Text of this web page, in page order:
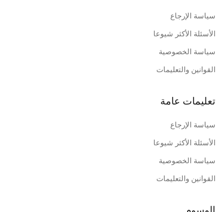
سياسة الإرجاع
الأسئلة الأكثر شيوعا
سياسة الخصوصية
القوانين والتعليمات
تعليمات عامة
سياسة الإرجاع
الأسئلة الأكثر شيوعا
سياسة الخصوصية
القوانين والتعليمات